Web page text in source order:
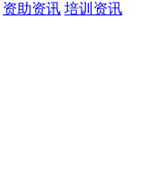
资助资讯 培训资讯